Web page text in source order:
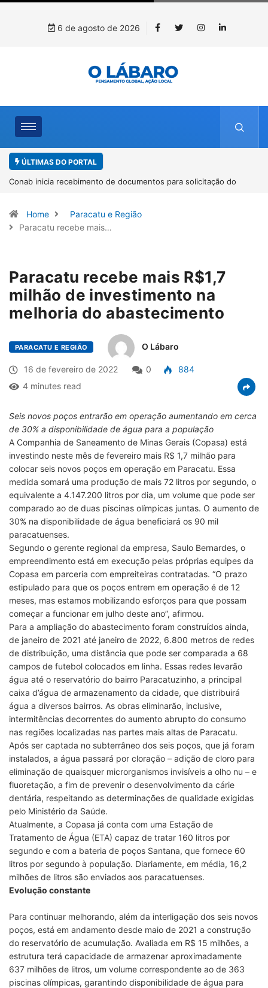
6 de agosto de 2026
ÚLTIMAS DO PORTAL
Workshop internacional debate futuro da piscicultura com
Home
Paracatu e Região
Paracatu recebe mais…
Paracatu recebe mais R$1,7
milhão de investimento na
melhoria do abastecimento
PARACATU E REGIÃO O Lábaro
16 de fevereiro de 2022 0
884
4 minutes read
Seis novos poços entrarão em operação aumentando em cerca
de 30% a disponibilidade de água para a população
A Companhia de Saneamento de Minas Gerais (Copasa) está
investindo neste mês de fevereiro mais R$ 1,7 milhão para
colocar seis novos poços em operação em Paracatu. Essa
medida somará uma produção de mais 72 litros por segundo, o
equivalente a 4.147.200 litros por dia, um volume que pode ser
comparado ao de duas piscinas olímpicas juntas. O aumento de
30% na disponibilidade de água beneficiará os 90 mil
paracatuenses.
Segundo o gerente regional da empresa, Saulo Bernardes, o
empreendimento está em execução pelas próprias equipes da
Copasa em parceria com empreiteiras contratadas. “O prazo
estipulado para que os poços entrem em operação é de 12
meses, mas estamos mobilizando esforços para que possam
começar a funcionar em julho deste ano”, afirmou.
Para a ampliação do abastecimento foram construídos ainda,
de janeiro de 2021 até janeiro de 2022, 6.800 metros de redes
de distribuição, uma distância que pode ser comparada a 68
campos de futebol colocados em linha. Essas redes levarão
água até o reservatório do bairro Paracatuzinho, a principal
caixa d’água de armazenamento da cidade, que distribuirá
água a diversos bairros. As obras eliminarão, inclusive,
intermitências decorrentes do aumento abrupto do consumo
nas regiões localizadas nas partes mais altas de Paracatu.
Após ser captada no subterrâneo dos seis poços, que já foram
instalados, a água passará por cloração – adição de cloro para
eliminação de quaisquer microrganismos invisíveis a olho nu – e
fluoretação, a fim de prevenir o desenvolvimento da cárie
dentária, respeitando as determinações de qualidade exigidas
pelo Ministério da Saúde.
Atualmente, a Copasa já conta com uma Estação de
Tratamento de Água (ETA) capaz de tratar 160 litros por
segundo e com a bateria de poços Santana, que fornece 60
litros por segundo à população. Diariamente, em média, 16,2
milhões de litros são enviados aos paracatuenses.
Evolução constante
Para continuar melhorando, além da interligação dos seis novos
poços, está em andamento desde maio de 2021 a construção
do reservatório de acumulação. Avaliada em R$ 15 milhões, a
estrutura terá capacidade de armazenar aproximadamente
637 milhões de litros, um volume correspondente ao de 363
piscinas olímpicas, garantindo disponibilidade de água para